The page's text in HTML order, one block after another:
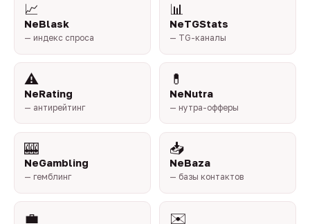
📈
NeBlask
— индекс спроса
📊
NeTGStats
— TG-каналы
⚠️
NeRating
— антирейтинг
💊
NeNutra
— нутра-офферы
🎰
NeGambling
— гемблинг
📥
NeBaza
— базы контактов
💼 ✉️